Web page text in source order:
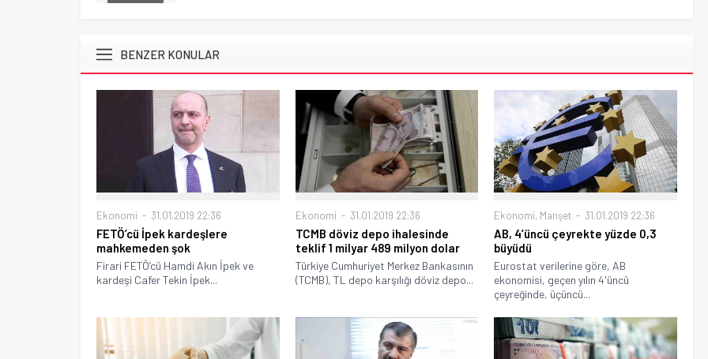
BENZER KONULAR
Ekonomi 31.01.2019 22:36
FETÖ’cü İpek kardeşlere
mahkemeden şok
Firari FETÖ’cü Hamdi Akın İpek ve
kardeşi Cafer Tekin İpek...
Ekonomi 31.01.2019 22:36
TCMB döviz depo ihalesinde
teklif 1 milyar 489 milyon dolar
Türkiye Cumhuriyet Merkez Bankasının
(TCMB), TL depo karşılığı döviz depo...
Ekonomi, Manşet 31.01.2019 22:36
AB, 4’üncü çeyrekte yüzde 0,3
büyüdü
Eurostat verilerine göre, AB
ekonomisi, geçen yılın 4'üncü
çeyreğinde, üçüncü...